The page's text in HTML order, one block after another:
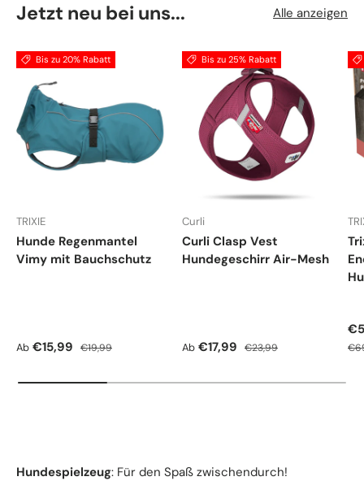
Jetzt neu bei uns... Alle anzeigen
Bis zu 20% Rabatt
TRIXIE
Hunde Regenmantel
Vimy mit Bauchschutz
Verkaufspreis
Ab €15,99 Normaler Preis
€19,99
Bis zu 25% Rabatt
Curli
Curli Clasp Vest
Hundegeschirr Air-Mesh
Verkaufspreis
Ab €17,99 Normaler Preis
€23,99
Hundespielzeug: Für den Spaß zwischendurch!